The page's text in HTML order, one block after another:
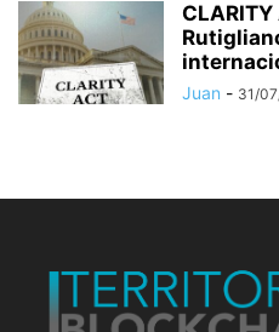
Juan - 31/